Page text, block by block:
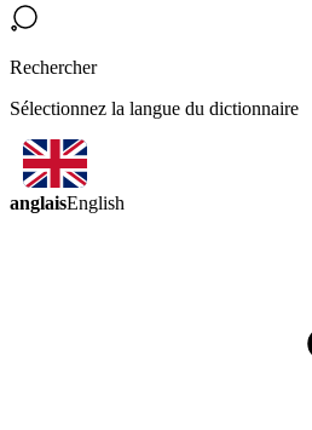
Rechercher
Sélectionnez la langue du dictionnaire
anglaisEnglish